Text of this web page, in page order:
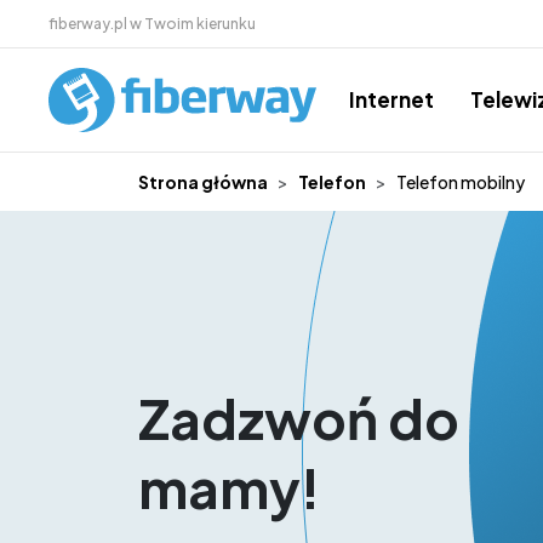
Przejdź do treści
fiberway.pl w Twoim kierunku
Internet
Strona główna Telefon Telefon mobilny
Zadzwoń do
mamy!